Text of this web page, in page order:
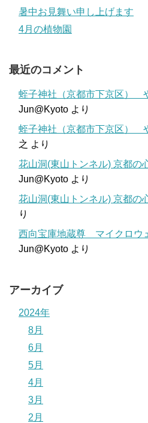
暑中お見舞い申し上げます
4月の植物園
最近のコメント
蛭子神社（京都市下京区）
Jun@Kyoto より
蛭子神社（京都市下京区）
之 より
花山洞(東山トンネル) 京都の
Jun@Kyoto より
花山洞(東山トンネル) 京都の
り
西向宝庫地蔵尊 マイクロウ
Jun@Kyoto より
アーカイブ
2024年
8月
6月
5月
4月
3月
2月